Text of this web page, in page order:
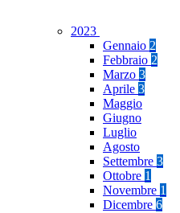
2023
Gennaio 2
Febbraio 2
Marzo 3
Aprile 3
Maggio
Giugno
Luglio
Agosto
Settembre 3
Ottobre 1
Novembre 1
Dicembre 6